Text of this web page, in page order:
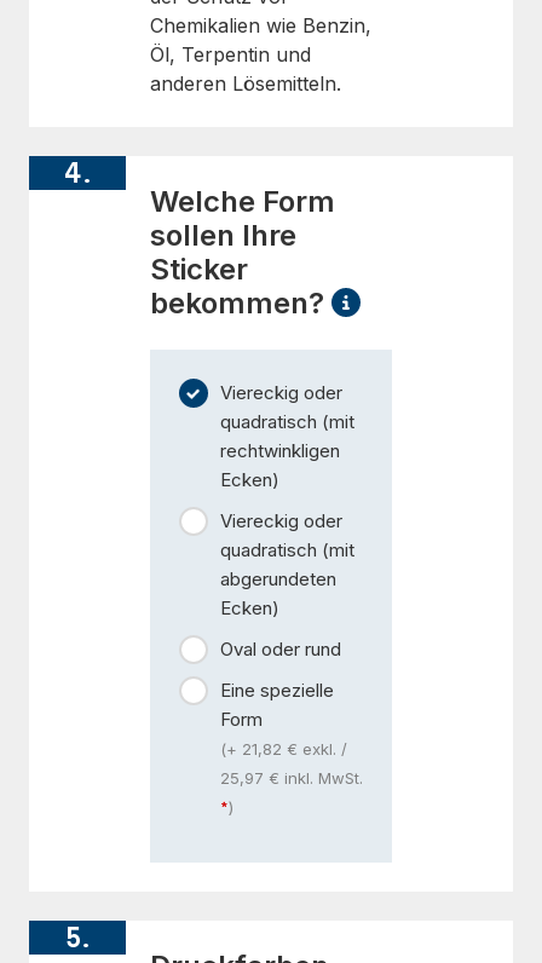
Chemikalien wie Benzin,
Öl, Terpentin und
anderen Lösemitteln.
4.
Welche Form
sollen Ihre
Sticker
bekommen?
Viereckig oder
quadratisch (mit
rechtwinkligen
Ecken)
Viereckig oder
quadratisch (mit
abgerundeten
Ecken)
Oval oder rund
Eine spezielle
Form
(+ 21,82 € exkl. /
25,97 € inkl. MwSt.
)
5.